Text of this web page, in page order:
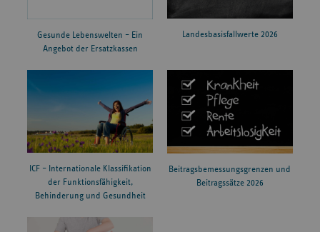
Gesunde Lebenswelten – Ein
Angebot der Ersatzkassen
Landesbasisfallwerte 2026
ICF – Internationale Klassifikation
der Funktionsfähigkeit,
Behinderung und Gesundheit
Beitragsbemessungsgrenzen und
Beitragssätze 2026